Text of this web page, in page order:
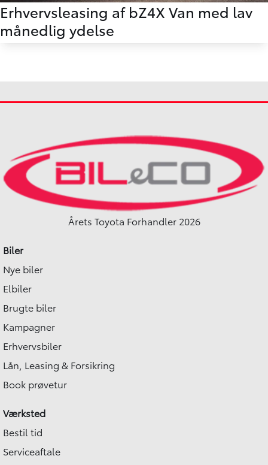
Erhvervsleasing af bZ4X Van med lav
månedlig ydelse
Årets Toyota Forhandler 2026
Biler
Nye biler
Elbiler
Brugte biler
Kampagner
Erhvervsbiler
Lån, Leasing & Forsikring
Book prøvetur
Værksted
Bestil tid
Serviceaftale